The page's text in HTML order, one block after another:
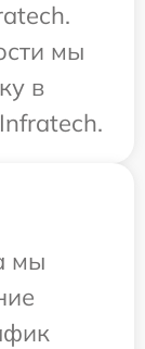
мы
в
мы